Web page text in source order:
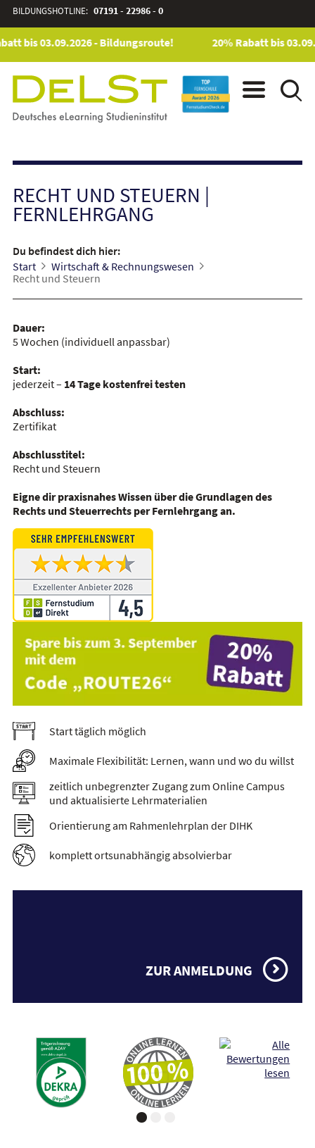
BILDUNGSHOTLINE: 07191 - 22986 - 0
bis 03.09.2026 - Bildungsroute! 20% Rabatt bis
RECHT UND STEUERN |
FERNLEHRGANG
Du befindest dich hier:
Start
Wirtschaft & Rechnungswesen
Recht und Steuern
Dauer:
5 Wochen (individuell anpassbar)
Start:
jederzeit – 14 Tage kostenfrei testen
Abschluss:
Zertifikat
Abschlusstitel:
Recht und Steuern
Eigne dir praxisnahes Wissen über die Grundlagen des
Rechts und Steuerrechts per Fernlehrgang an.
Start täglich möglich
Maximale Flexibilität: Lernen, wann und wo du willst
zeitlich unbegrenzter Zugang zum Online Campus
und aktualisierte Lehrmaterialien
Orientierung am Rahmenlehrplan der DIHK
komplett ortsunabhängig absolvierbar
ZUR ANMELDUNG